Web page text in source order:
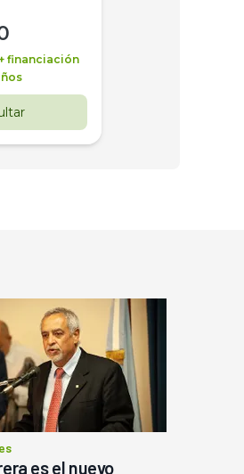
financiación
es el nuevo